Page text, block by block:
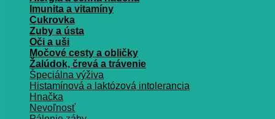
Imunita a vitamíny
Cukrovka
Zuby a ústa
Oči a uši
Močové cesty a obličky
Žalúdok, črevá a trávenie
Špeciálna výživa
Histamínová a laktózová intolerancia
Hnačka
Nevoľnosť